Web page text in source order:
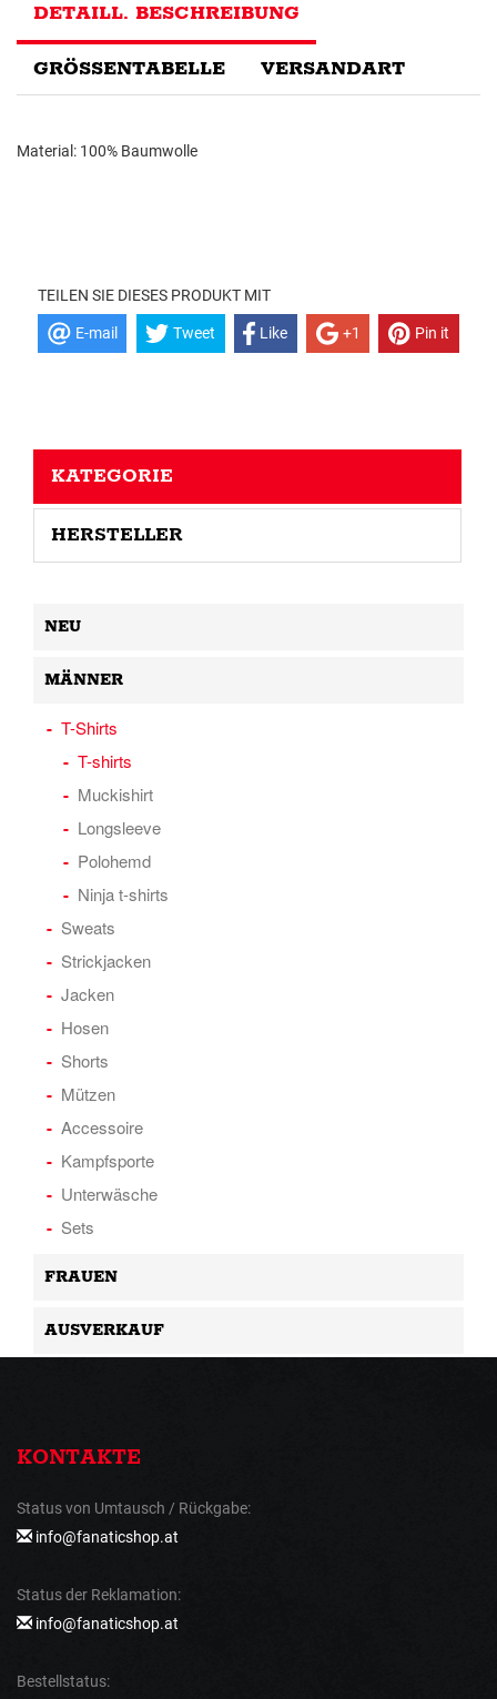
DETAILL. BESCHREIBUNG
GRÖSSENTABELLE VERSANDART
Material: 100% Baumwolle
TEILEN SIE DIESES PRODUKT MIT
E-mail Tweet Like +1 Pin it
KATEGORIE
HERSTELLER
NEU
MÄNNER
T-Shirts
T-shirts
Muckishirt
Longsleeve
Polohemd
Ninja t-shirts
Sweats
Strickjacken
Jacken
Hosen
Shorts
Mützen
Accessoire
Kampfsporte
Unterwäsche
Sets
FRAUEN
AUSVERKAUF
KONTAKTE
Status von Umtausch / Rückgabe:
info@fanaticshop.at
Status der Reklamation:
info@fanaticshop.at
Bestellstatus: